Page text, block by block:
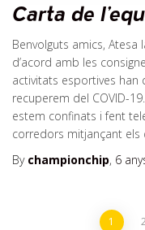
Carta de
Benvolguts amics, Atesa
d’acord amb les
activitats esportives han
recuperem del COVID-
estem confinats i fent
corredors mitjançant els
By championchip, 6
1